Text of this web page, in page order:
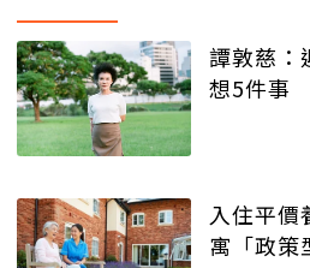
譚敦慈：
想5件事
入住平價
寓「政策